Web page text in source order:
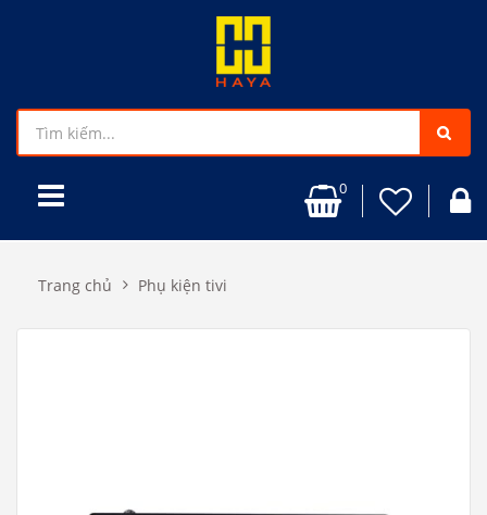
0
Trang chủ Phụ kiện tivi